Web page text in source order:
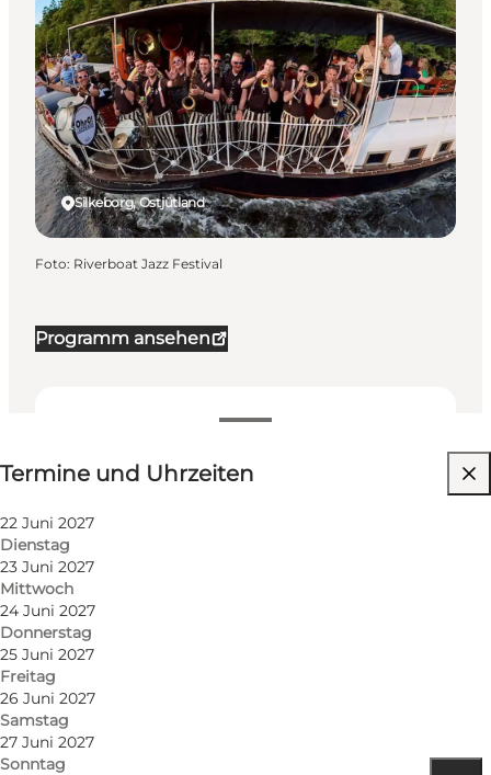
Programm ansehen
Termine und Uhrzeiten
Termine und Uhrzeiten
22 Juni 2027
Dienstag
23 Juni 2027
Mittwoch
24 Juni 2027
Donnerstag
25 Juni 2027
Freitag
26 Juni 2027
Samstag
27 Juni 2027
Sonntag
Kostenlos
Website besuchen
Freunde, Mein Partner, Mir selbst, Kinder
Silkeborg, Ostjütland
Foto: Riverboat Jazz Festival